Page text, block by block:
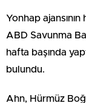
Yonhap
ABD Savunma
hafta başında
bulundu.
Ahn, Hürmüz